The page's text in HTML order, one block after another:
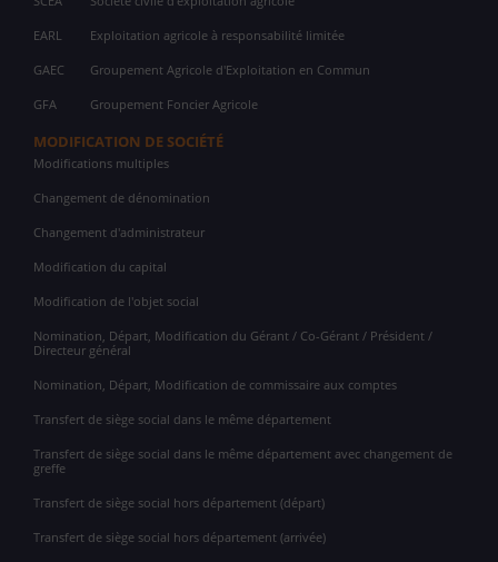
EARL Exploitation agricole à responsabilité limitée
GAEC Groupement Agricole d'Exploitation en Commun
GFA Groupement Foncier Agricole
MODIFICATION DE SOCIÉTÉ
Modifications multiples
Changement de dénomination
Changement d'administrateur
Modification du capital
Modification de l'objet social
Nomination, Départ, Modification du Gérant / Co-Gérant / Président /
Directeur général
Nomination, Départ, Modification de commissaire aux comptes
Transfert de siège social dans le même département
Transfert de siège social dans le même département avec changement de
greffe
Transfert de siège social hors département (départ)
Transfert de siège social hors département (arrivée)